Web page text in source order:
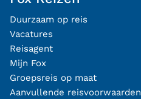
Duurzaam op reis
Vacatures
Reisagent
Mijn Fox
Groepsreis op maat
Aanvullende reisvoorwaarden